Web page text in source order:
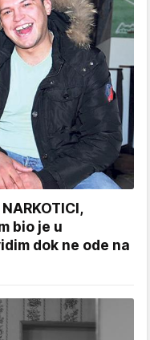
bio je u
dok ne ode na